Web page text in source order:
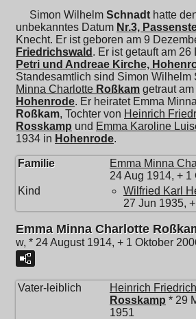
Simon Wilhelm Schnadt hatte
unbekanntes Datum Nr.3,
Knecht. Er ist geboren am 9
Friedrichswald . Er ist getauft am
Petri und Andreae Kirche,
Standesamtlich sind Simon Wilhelm
Minna Charlotte Roßkam getraut
Hohenrode. Er heiratet Emma
Roßkam, Tochter von Heinrich
Rosskamp und Emma Karoline
1934 in Hohenrode.
Familie Emma Minna
24 Aug 1914, + 1
Kind
Wilfried Karl
27 Jun 1935,
Emma Minna Charlotte
w, * 24 August 1914, + 1 Oktober
Vater-leiblich
Heinrich
Rosskamp * 29
1951